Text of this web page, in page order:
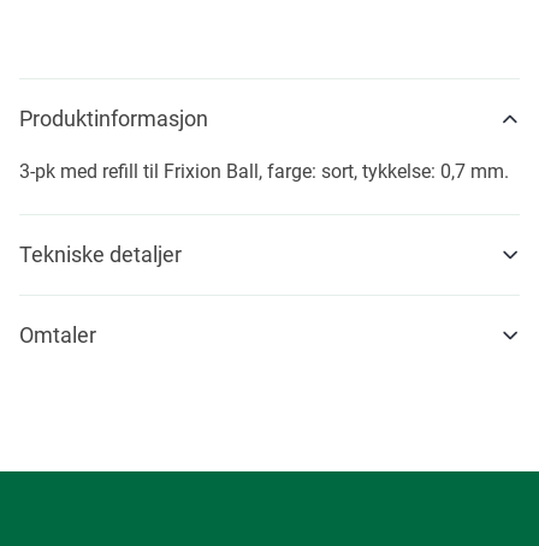
Produktinformasjon
3-pk med refill til Frixion Ball, farge: sort, tykkelse: 0,7 mm.
Tekniske detaljer
Omtaler